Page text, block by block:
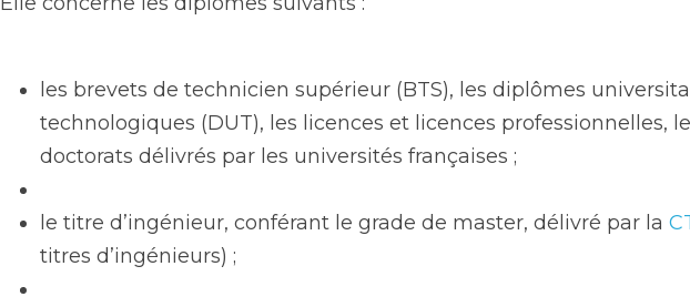
les brevets de technicien supérieur (BTS), les diplômes
technologiques (DUT), les licences et licences professionnelles,
doctorats délivrés par les universités françaises ;
le titre d’ingénieur, conférant le grade de master, délivré par la
titres d’ingénieurs) ;